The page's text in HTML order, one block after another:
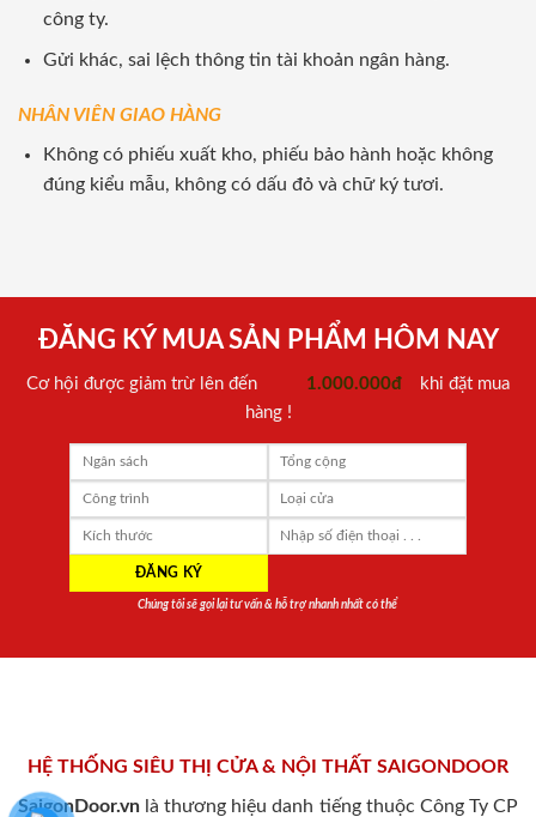
công ty.
Gửi khác, sai lệch thông tin tài khoản ngân hàng.
NHÂN VIÊN GIAO HÀNG
Không có phiếu xuất kho, phiếu bảo hành hoặc không
đúng kiểu mẫu, không có dấu đỏ và chữ ký tươi.
ĐĂNG KÝ MUA SẢN PHẨM HÔM NAY
Cơ hội được giảm trừ lên đến 1.000.000đ
khi đặt mua
hàng !
Chúng tôi sẽ gọi lại tư vấn & hỗ trợ nhanh nhất có thể
HỆ THỐNG SIÊU THỊ CỬA & NỘI THẤT SAIGONDOOR
SaigonDoor.vn là thương hiệu danh tiếng thuộc Công Ty CP